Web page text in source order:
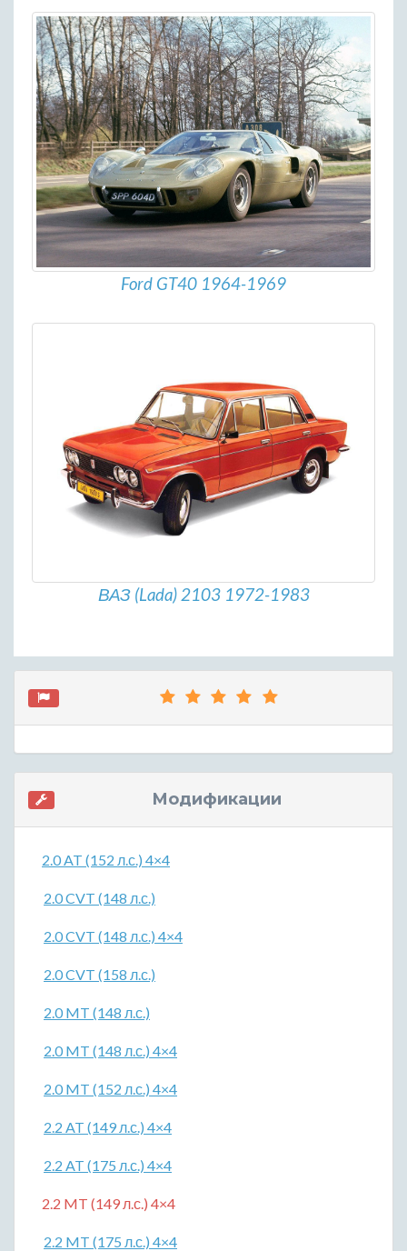
Ford GT40 1964-1969
ВАЗ (Lada) 2103 1972-1983
Модификации
2.0 AT (152 л.с.) 4×4
2.0 CVT (148 л.с.)
2.0 CVT (148 л.с.) 4×4
2.0 CVT (158 л.с.)
2.0 MT (148 л.с.)
2.0 MT (148 л.с.) 4×4
2.0 MT (152 л.с.) 4×4
2.2 AT (149 л.с.) 4×4
2.2 AT (175 л.с.) 4×4
2.2 MT (149 л.с.) 4×4
2.2 MT (175 л.с.) 4×4